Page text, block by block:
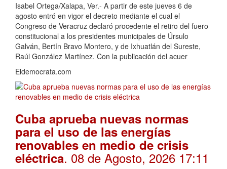
Isabel Ortega/Xalapa, Ver.- A partir de este jueves 6 de
agosto entró en vigor el decreto mediante el cual el
Congreso de Veracruz declaró procedente el retiro del fuero
constitucional a los presidentes municipales de Úrsulo
Galván, Bertín Bravo Montero, y de Ixhuatlán del Sureste,
Raúl González Martínez. Con la publicación del acuer
Eldemocrata.com
Cuba aprueba nuevas normas
para el uso de las energías
renovables en medio de crisis
eléctrica. 08 de Agosto, 2026 17:11